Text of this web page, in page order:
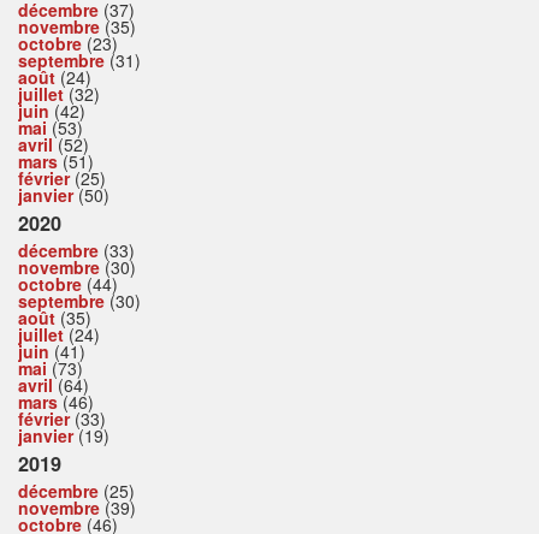
décembre (37)
novembre (35)
octobre (23)
septembre (31)
août (24)
juillet(32)
juin (42)
mai (53)
avril(52)
mars(51)
février(25)
janvier(50)
2020
décembre (33)
novembre (30)
octobre (44)
septembre (30)
août (35)
juillet(24)
juin (41)
mai (73)
avril(64)
mars(46)
février(33)
janvier(19)
2019
décembre (25)
novembre (39)
octobre (46)